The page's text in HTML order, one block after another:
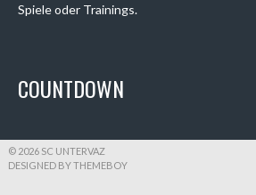
Spiele oder Trainings.
COUNTDOWN
© 2026 SC UNTERVAZ
DESIGNED BY THEMEBOY